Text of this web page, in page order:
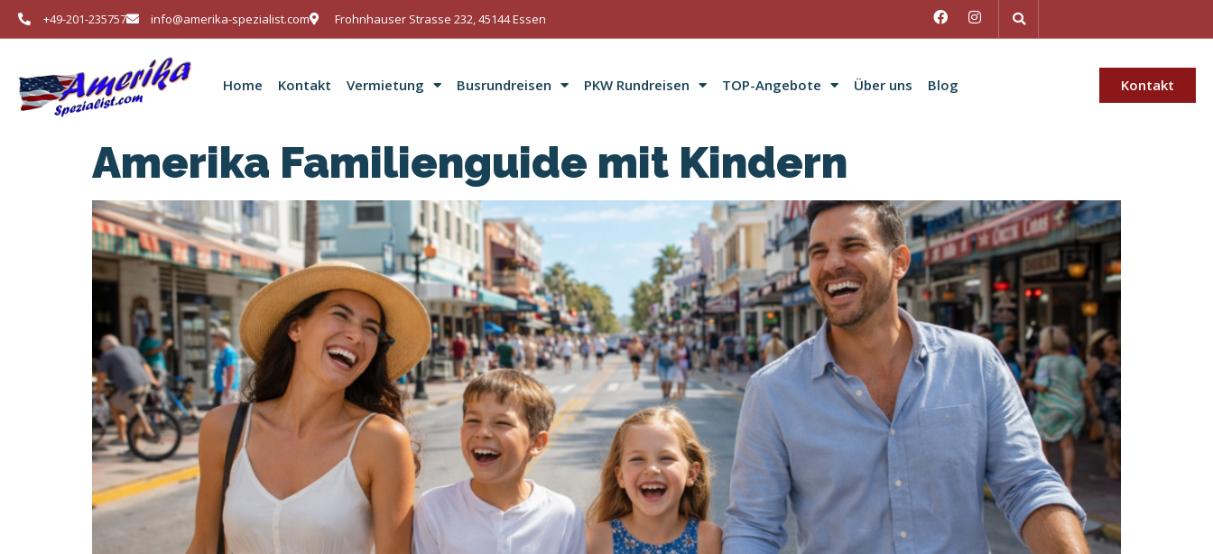
+49-201-235757 info@amerika-spezialist.com Frohnhauser Strasse 232, 45144 Essen
Home Kontakt Vermietung Busrundreisen PKW Rundreisen TOP-Angebote Über uns Blog Kontakt
Amerika Familienguide mit Kindern